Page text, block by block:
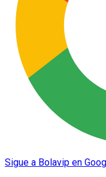
Sigue a Bolavip en